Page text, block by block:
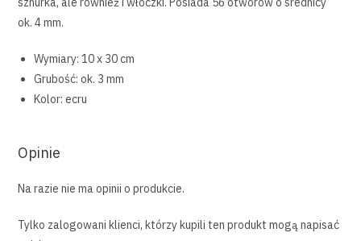
ok. 4 mm.
Wymiary: 10 x 30 cm
Grubość: ok. 3 mm
Kolor: ecru
Opinie
Na razie nie ma opinii o produkcie.
Tylko zalogowani klienci, którzy kupili ten produkt mogą napisać